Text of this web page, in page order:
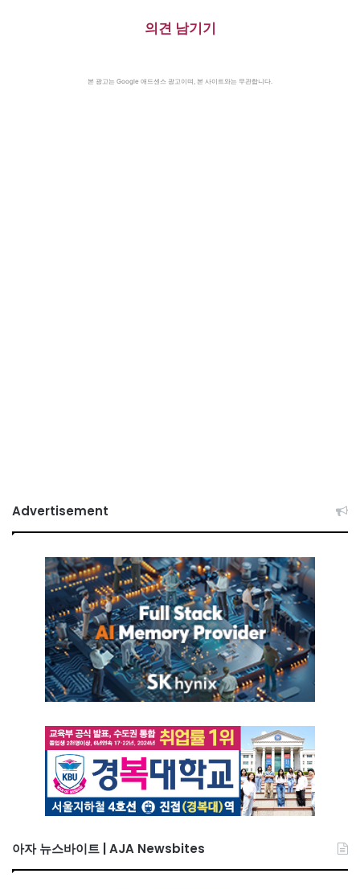
의견 남기기
본 광고는 Google 애드센스 광고이며, 본 사이트와는 무관합니다.
Advertisement
아자 뉴스바이트 | AJA Newsbites